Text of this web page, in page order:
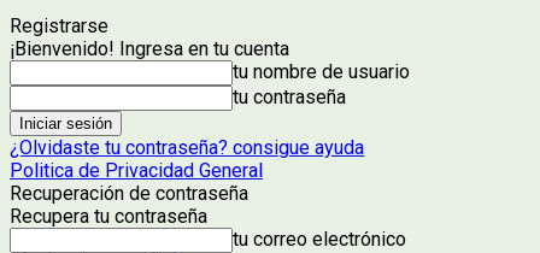
Registrarse
¡Bienvenido! Ingresa en tu cuenta
tu nombre de usuario
tu contraseña
¿Olvidaste tu contraseña? consigue ayuda
Politica de Privacidad General
Recuperación de contraseña
Recupera tu contraseña
tu correo electrónico